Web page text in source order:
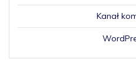
Kanał